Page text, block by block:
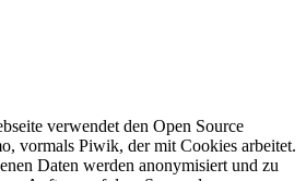
verwendet den Open Source
vormals Piwik, der mit Cookies arbeitet.
Daten werden anonymisiert und zu